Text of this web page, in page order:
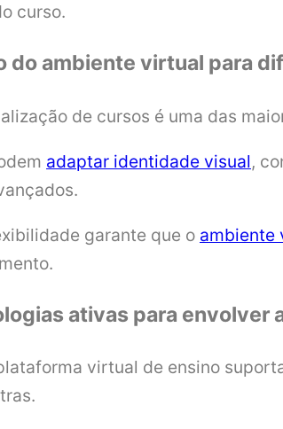
curso.
do ambiente virtual para
de cursos é uma das
adaptar identidade visual,
garante que o ambiente
ativas para envolver
virtual de ensino